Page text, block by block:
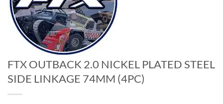
FTX OUTBACK 2.0 NICKEL PLATED STEEL
SIDE LINKAGE 74MM (4PC)